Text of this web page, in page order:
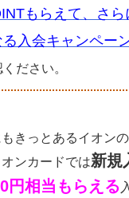
もらえて、さ
る入会キャンペー
ださい。
きっとあるイオン
ンカードでは新規
円相当もらえる